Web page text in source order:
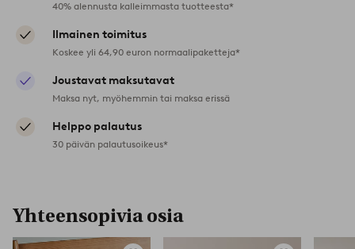
40% alennusta kalleimmasta tuotteesta*
Ilmainen toimitus
Koskee yli 64,90 euron normaalipaketteja*
Joustavat maksutavat
Maksa nyt, myöhemmin tai maksa erissä
Helppo palautus
30 päivän palautusoikeus*
Yhteensopivia osia